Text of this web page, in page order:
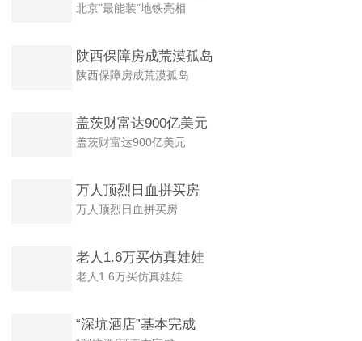
北京"最能装"地铁亮相
陕西保障房成荒漠孤岛
陕西保障房成荒漠孤岛
盖茨财富达900亿美元
盖茨财富达900亿美元
万人顶烈日血拼买房
万人顶烈日血拼买房
老人1.6万买仿真娃娃
老人1.6万买仿真娃娃
“深坑酒店”基本完成